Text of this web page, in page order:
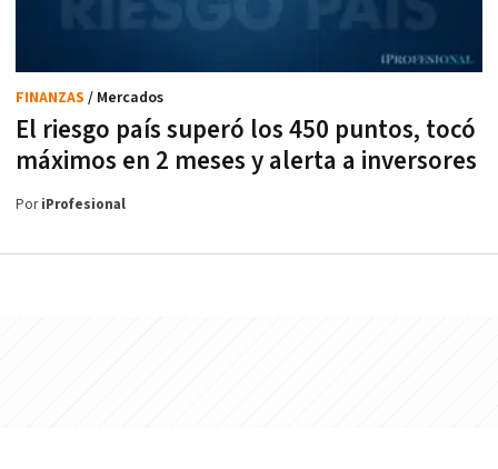
El riesgo país superó los 450 puntos, tocó
máximos en 2 meses y alerta a inversores
FINANZAS / Mercados
PoriProfesional